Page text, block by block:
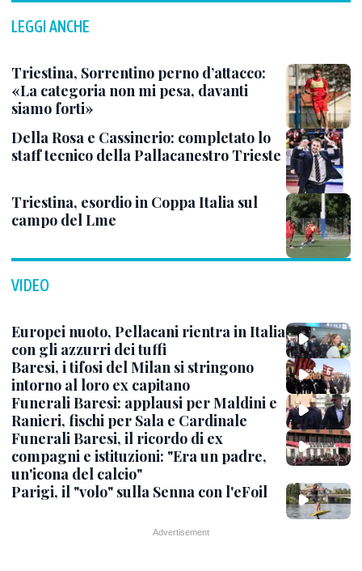
LEGGI ANCHE
Triestina, Sorrentino perno d’attacco:
«La categoria non mi pesa, davanti
siamo forti»
Della Rosa e Cassinerio: completato lo
staff tecnico della Pallacanestro Trieste
Triestina, esordio in Coppa Italia sul
campo del Lme
VIDEO
Europei nuoto, Pellacani rientra in Italia
con gli azzurri dei tuffi
Baresi, i tifosi del Milan si stringono
intorno al loro ex capitano
Funerali Baresi: applausi per Maldini e
Ranieri, fischi per Sala e Cardinale
Funerali Baresi, il ricordo di ex
compagni e istituzioni: "Era un padre,
un'icona del calcio"
Parigi, il "volo" sulla Senna con l'eFoil